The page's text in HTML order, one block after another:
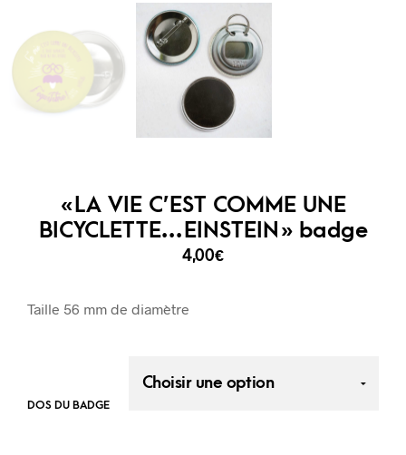
« LA VIE C’EST COMME UNE
BICYCLETTE…EINSTEIN » badge
4,00€
Taille 56 mm de diamètre
DOS DU BADGE